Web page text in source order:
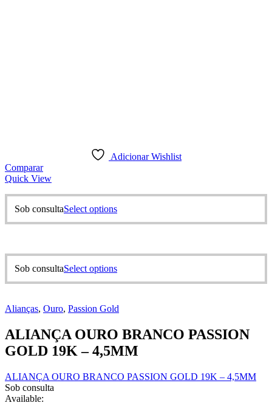
Adicionar Wishlist
Comparar
Quick View
Sob consultaSelect optionsThis
variants.
options
may
chosen
the
product
page
Sob consultaSelect optionsThis
variants.
options
may
be
on
Alianças, Ouro, Passion Gold
ALIANÇA OURO BRANCO PASSION
GOLD 19K – 4,5MM
ALIANÇA OURO BRANCO PASSION GOLD 19K – 4,5MM
Sob consulta
Available: